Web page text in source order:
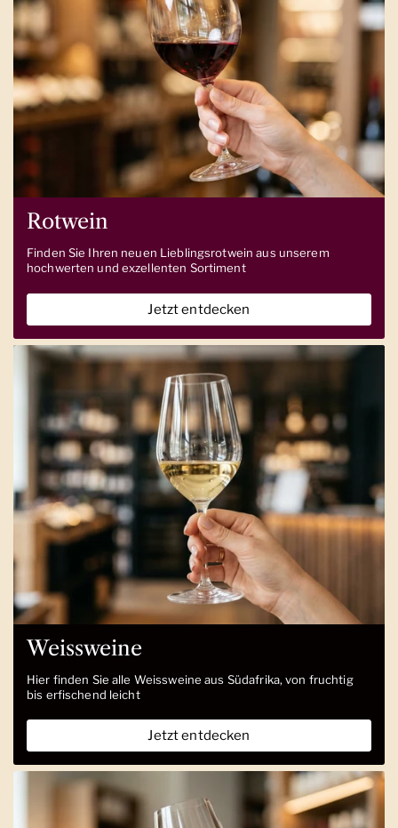
Rotwein
Finden Sie Ihren neuen Lieblingsrotwein aus unserem
hochwerten und exzellenten Sortiment
Jetzt entdecken
Weissweine
Hier finden Sie alle Weissweine aus Südafrika, von fruchtig
bis erfischend leicht
Jetzt entdecken